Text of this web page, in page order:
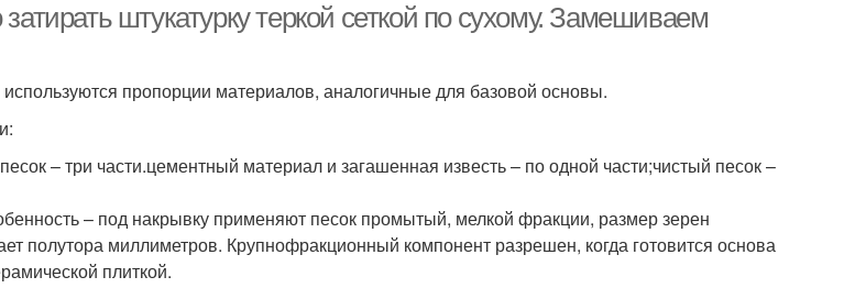
штукатурку теркой сеткой по сухому. Замешиваем
используются пропорции материалов, аналогичные для базовой основы.
– три части.цементный материал и загашенная известь – по одной части;чистый песок –
– под накрывку применяют песок промытый, мелкой фракции, размер зерен
полутора миллиметров. Крупнофракционный компонент разрешен, когда готовится основа
плиткой.